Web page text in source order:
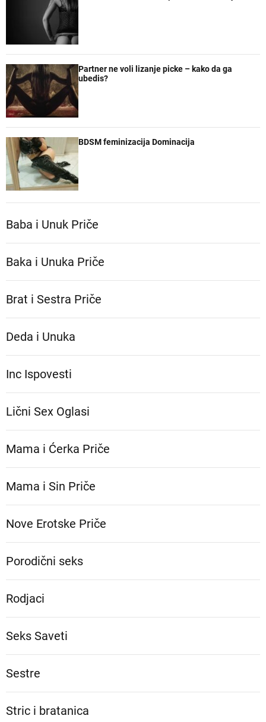
Partner ne voli lizanje picke – kako da ga
ubedis?
BDSM feminizacija Dominacija
Baba i Unuk Priče
Baka i Unuka Pričе
Brat i Sestra Priče
Deda i Unuka
Inc Ispovesti
Lični Sex Oglasi
Mama i Ćerka Priče
Mama i Sin Priče
Nove Erotske Priče
Porodični seks
Rodjaci
Seks Saveti
Sestre
Stric i bratanica